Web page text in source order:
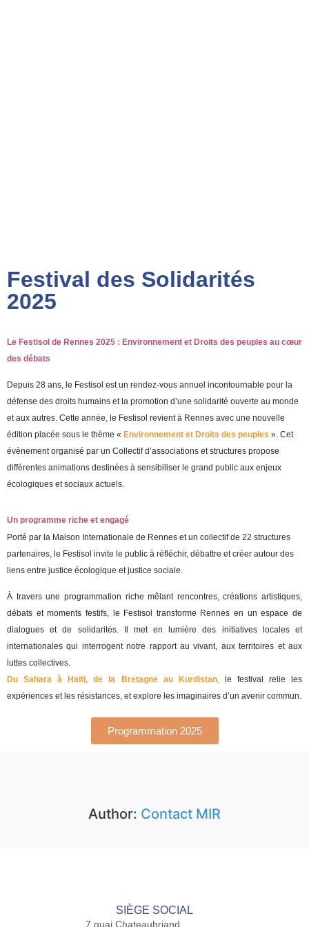
Festival des Solidarités
2025
Le Festisol de Rennes 2025 : Environnement et Droits des peuples au cœur
des débats
Depuis 28 ans, le Festisol est un rendez-vous annuel incontournable pour la
défense des droits humains et la promotion d’une solidarité ouverte au monde
et aux autres. Cette année, le Festisol revient à Rennes avec une nouvelle
édition placée sous le thème « Environnement et Droits des peuples ». Cet
évènement organisé par un Collectif d’associations et structures propose
différentes animations destinées à sensibiliser le grand public aux enjeux
écologiques et sociaux actuels.
Un programme riche et engagé
Porté par la Maison Internationale de Rennes et un collectif de 22 structures
partenaires, le Festisol invite le public à réfléchir, débattre et créer autour des
liens entre justice écologique et justice sociale.
À travers une programmation riche mêlant rencontres, créations artistiques,
débats et moments festifs, le Festisol transforme Rennes en un espace de
dialogues et de solidarités. Il met en lumière des initiatives locales et
internationales qui interrogent notre rapport au vivant, aux territoires et aux
luttes collectives.
Du Sahara à Haïti, de la Bretagne au Kurdistan,le festival relie les
expériences et les résistances, et explore les imaginaires d’un avenir commun.
Programmation 2025
Author: Contact MIR
SIÈGE SOCIAL
7 quai Chateaubriand